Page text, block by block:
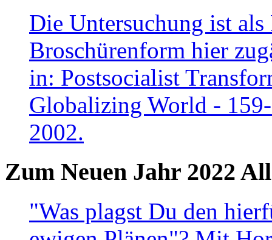
Die Untersuchung ist
Broschürenform hier
in: Postsocialist
Globalizing World -
2002.
Zum Neuen Jahr 2022
"Was plagst Du den